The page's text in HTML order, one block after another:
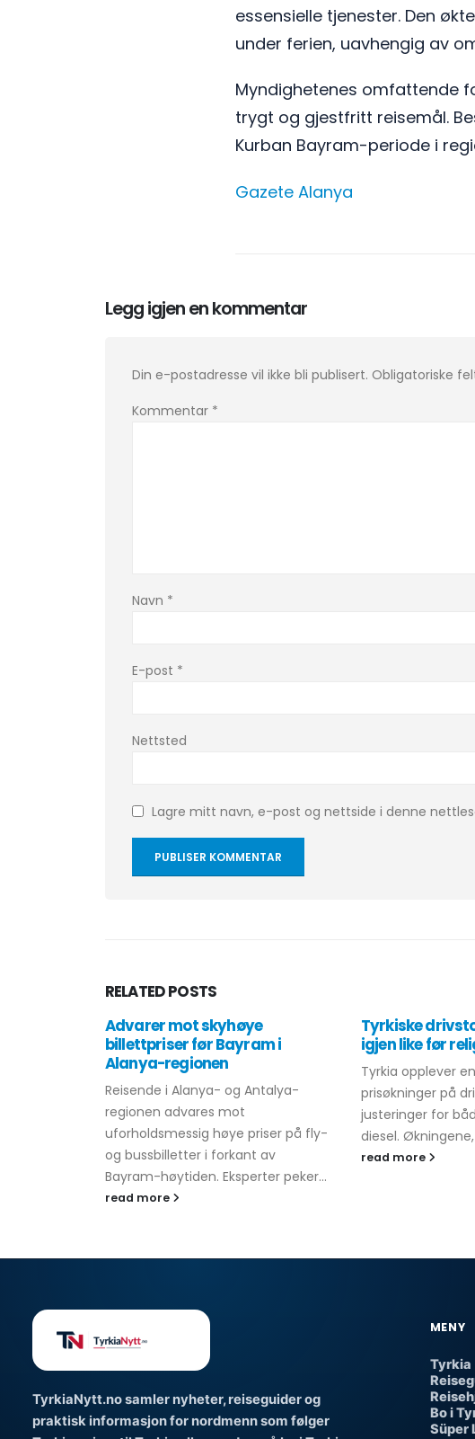
essensielle tjenester. Den
under ferien, uavhengig av
Myndighetenes omfattende
trygt og gjestfritt reisemål.
Kurban Bayram-periode i
Gazete Alanya
Legg igjen en kommentar
Din e-postadresse vil ikke bli publisert. Obligatoriske
Kommentar *
Navn *
E-post *
Nettsted
Lagre mitt navn, e-post og nettside i denne
RELATEDPOSTS
Advarer mot skyhøye
billettpriser før Bayram i
Alanya-regionen
Reisende i Alanya- og Antalya-
regionen advares mot
uforholdsmessig høye priser på fly-
og bussbilletter i forkant av
Bayram-høytiden. Eksperter peker...
read more
Tyrkiske
igjen like før
Tyrkia opplever
prisøkninger på
justeringer for
diesel.
read more
TyrkiaNytt.no samler nyheter, reiseguider og
praktisk informasjon for nordmenn som følger
MENY
Tyrkia
Bo i
Süper